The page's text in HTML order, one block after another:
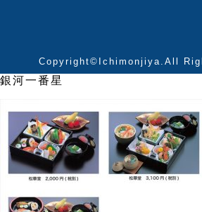
Copyright©Ichimonjiya.All
銀河一番星